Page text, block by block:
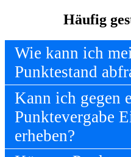
Häufig
Wie kann ich
Punktestand
Kann ich gegen
Punktevergabe
erheben?